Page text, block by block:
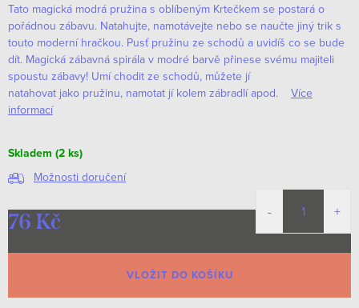
Tato magická modrá pružina s oblíbeným Krtečkem se postará o
pořádnou zábavu. Natahujte, namotávejte nebo se naučte jiný trik s
touto moderní hračkou. Pusť pružinu ze schodů a uvidíš co se bude
dít. Magická zábavná spirála v modré barvě přinese svému majiteli
spoustu zábavy! Umí chodit ze schodů, můžete jí
natahovat jako pružinu, namotat jí kolem zábradlí apod.
Více
informací
Skladem (2 ks)
Možnosti doručení
76 Kč
cena:
VLOŽIT DO KOŠÍKU